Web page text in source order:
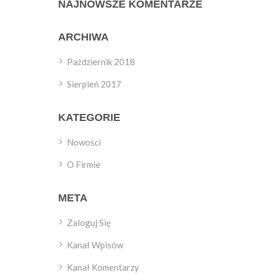
NAJNOWSZE KOMENTARZE
ARCHIWA
Październik 2018
Sierpień 2017
KATEGORIE
Nowości
O Firmie
META
Zaloguj Się
Kanał Wpisów
Kanał Komentarzy